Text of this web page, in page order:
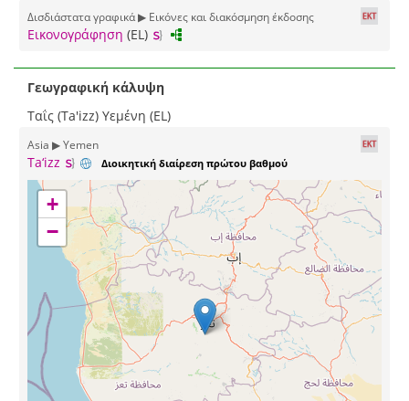
Δισδιάστατα γραφικά ▶ Εικόνες και διακόσμηση έκδοσης
Εικονογράφηση (EL)
Γεωγραφική κάλυψη
Ταΐς (Ta'izz) Υεμένη (EL)
Asia ▶ Yemen
Ta‘izz Διοικητική διαίρεση πρώτου βαθμού
+
−